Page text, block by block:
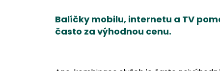
Balíčky mobilu, internetu a TV
často za výhodnou cenu.